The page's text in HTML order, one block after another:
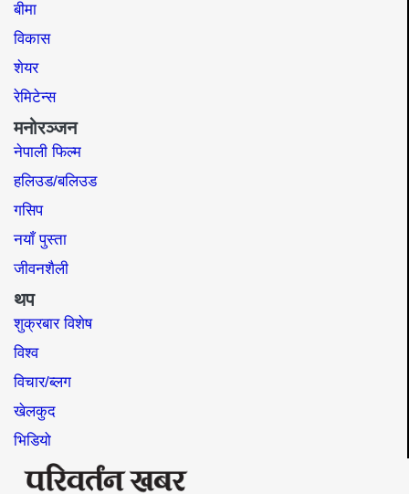
बीमा
विकास
शेयर
रेमिटेन्स
मनोरञ्जन
नेपाली फिल्म
हलिउड/बलिउड
गसिप
नयाँ पुस्ता
जीवनशैली
थप
शुक्रबार विशेष
विश्व
विचार/ब्लग
खेलकुद
भिडियो